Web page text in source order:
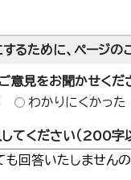
するために、ページ
意見をお聞かせくだ
わかりにくかった
てください（200字